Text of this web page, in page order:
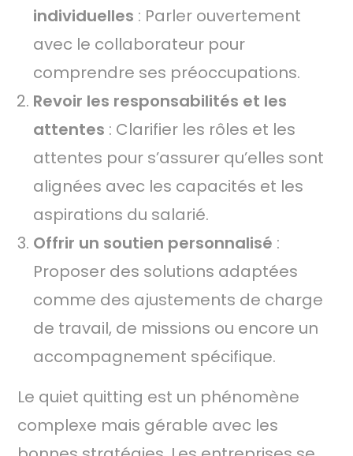
individuelles : Parler ouvertement
avec le collaborateur pour
comprendre ses préoccupations.
Revoir les responsabilités et les
attentes : Clarifier les rôles et les
attentes pour s’assurer qu’elles sont
alignées avec les capacités et les
aspirations du salarié.
Offrir un soutien personnalisé :
Proposer des solutions adaptées
comme des ajustements de charge
de travail, de missions ou encore un
accompagnement spécifique.
Le quiet quitting est un phénomène
complexe mais gérable avec les